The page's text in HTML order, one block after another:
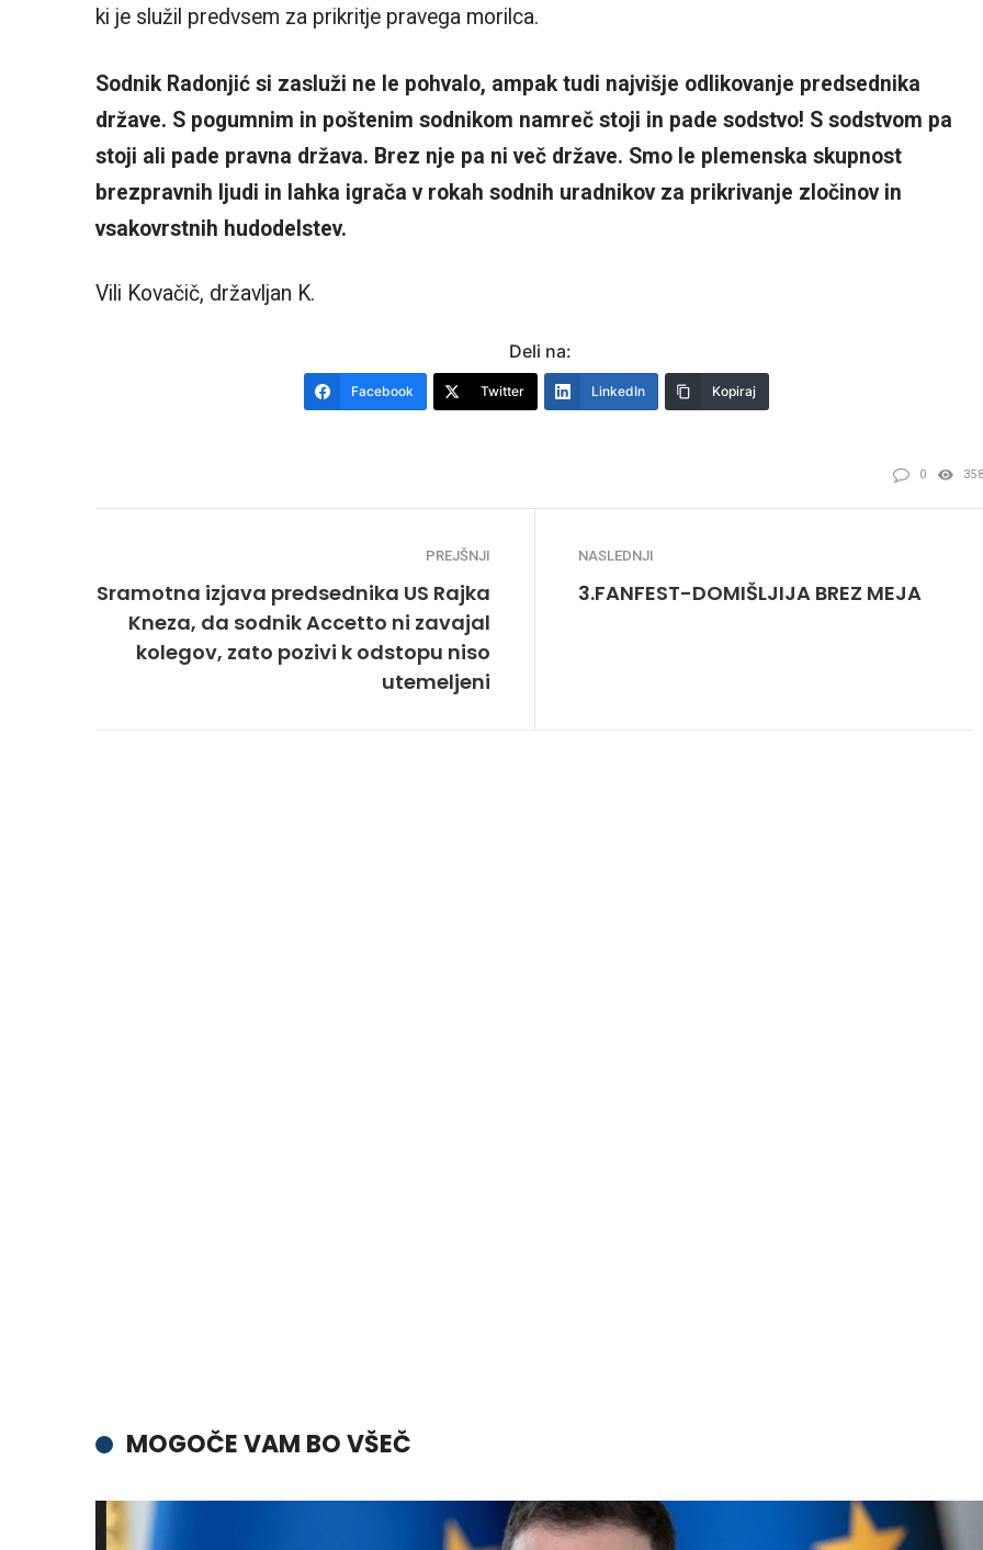
ki je služil predvsem za prikritje pravega morilca.
Sodnik Radonjić si zasluži ne le pohvalo, ampak tudi najvišje odlikovanje predsednika
države. S pogumnim in poštenim sodnikom namreč stoji in pade sodstvo! S sodstvom pa
stoji ali pade pravna država. Brez nje pa ni več države. Smo le plemenska skupnost
brezpravnih ljudi in lahka igrača v rokah sodnih uradnikov za prikrivanje zločinov in
vsakovrstnih hudodelstev.
Vili Kovačič, državljan K.
Deli na:
Facebook Twitter LinkedIn Kopiraj
0 358
PREJŠNJI
Sramotna izjava predsednika US Rajka
Kneza, da sodnik Accetto ni zavajal
kolegov, zato pozivi k odstopu niso
utemeljeni
NASLEDNJI
3.FANFEST-DOMIŠLJIJA BREZ MEJA
MOGOČE VAM BO VŠEČ